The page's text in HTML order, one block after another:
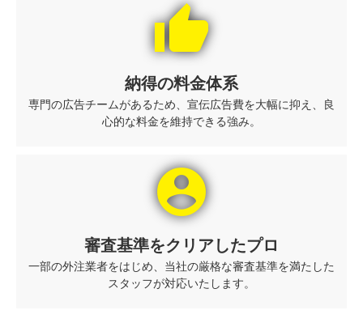
thumb_up
納得の料金体系
専門の広告チームがあるため、宣伝広告費を大幅に抑え、良
心的な料金を維持できる強み。
account_circle
審査基準をクリアしたプロ
一部の外注業者をはじめ、当社の厳格な審査基準を満たした
スタッフが対応いたします。